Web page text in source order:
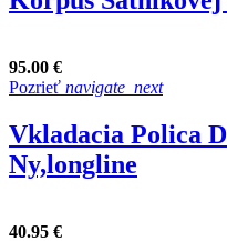
95.00 €
Pozrieť navigate_next
Vkladacia Polica
Ny,longline
40.95 €